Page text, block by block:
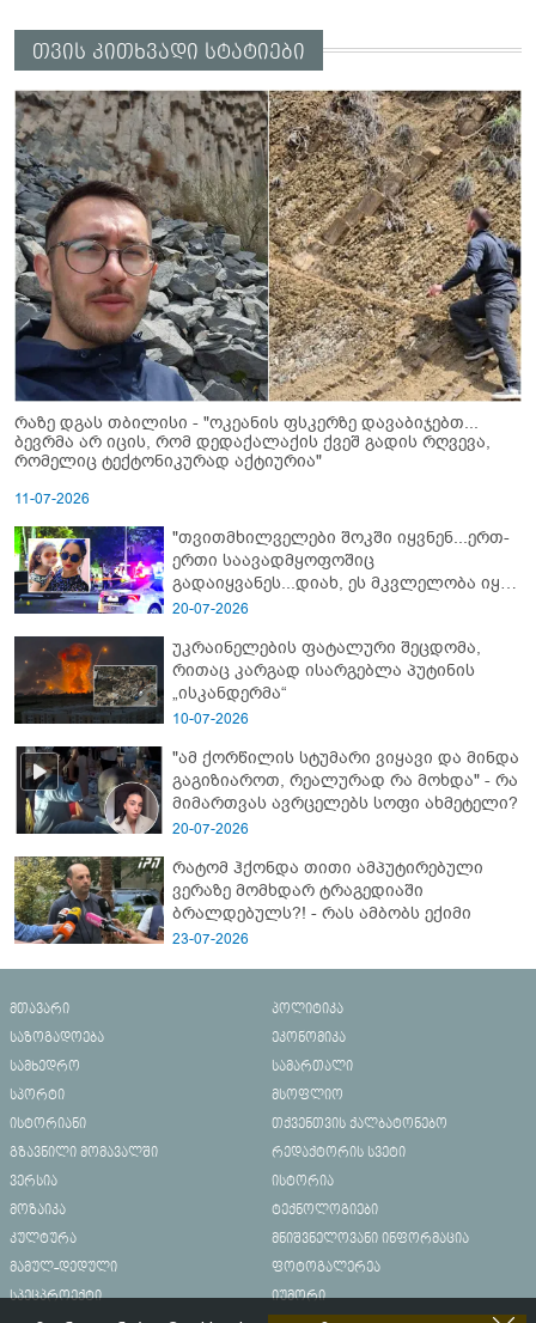
თვის კითხვადი სტატიები
რაზე დგას თბილისი - "ოკეანის ფსკერზე დავაბიჯებთ...
ბევრმა არ იცის, რომ დედაქალაქის ქვეშ გადის რღვევა,
რომელიც ტექტონიკურად აქტიურია"
11-07-2026
"თვითმხილველები შოკში იყვნენ...ერთ-
ერთი საავადმყოფოშიც
გადაიყვანეს...დიახ, ეს მკვლელობა იყო"
- გორში დატრიალებული ტრაგედიის
20-07-2026
უკრაინელების ფატალური შეცდომა,
რითაც კარგად ისარგებლა პუტინის
„ისკანდერმა“
10-07-2026
"ამ ქორწილის სტუმარი ვიყავი და მინდა
გაგიზიაროთ, რეალურად რა მოხდა" - რა
მიმართვას ავრცელებს სოფი ახმეტელი?
20-07-2026
რატომ ჰქონდა თითი ამპუტირებული
ვერაზე მომხდარ ტრაგედიაში
ბრალდებულს?! - რას ამბობს ექიმი
23-07-2026
მთავარი
პოლიტიკა
საზოგადოება
ეკონომიკა
სამხედრო
სამართალი
სპორტი
მსოფლიო
ისტორიანი
თქვენთვის ქალბატონებო
გზავნილი მომავალში
რედაქტორის სვეტი
ვერსია
ისტორია
მოზაიკა
ტექნოლოგიები
კულტურა
მნიშვნელოვანი ინფორმაცია
მამულ-დედული
ფოტოგალერეა
სპეცპროექტი
იუმორი